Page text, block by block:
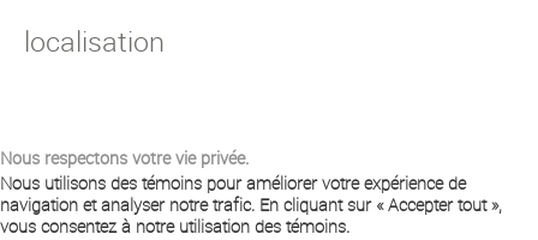
localisation
Nous respectons votre vie privée.
Nous utilisons des témoins pour améliorer votre expérience de
navigation et analyser notre trafic. En cliquant sur « Accepter tout »,
vous consentez à notre utilisation des témoins.